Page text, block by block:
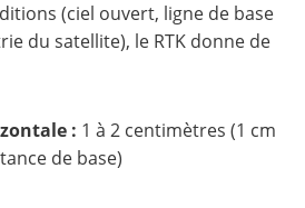
(ciel ouvert, ligne de base
du satellite), le RTK donne de
: 1 à 2 centimètres (1 cm
de base)